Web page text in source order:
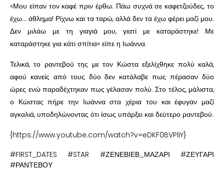
«Μου είπαν τον καφέ πριν έρθω. Πάω συχνά σε καφετζούδες, το
έχω… άθλημα! Ρίχνω και τα ταρώ, αλλά δεν τα έχω φέρει μαζί μου.
Δεν μιλάω με τη γιαγιά μου, γιατί με καταράστηκε! Με
καταράστηκε για κάτι σπίτια» είπε η Ιωάννα.
Τελικά, το ραντεβού της με τον Κώστα εξελίχθηκε πολύ καλά,
αφού κανείς από τους δύο δεν κατάλαβε πως πέρασαν δύο
ώρες ενώ παραδέχτηκαν πως γέλασαν πολύ. Στο τέλος, μάλιστα,
ο Κώστας πήρε την Ιωάννα στα χέρια του και έφυγαν μαζί
αγκαλιά, υποδηλώνοντας ότι ίσως υπάρξει και δεύτερο ραντεβού.
{https://www.youtube.com/watch?v=eDKF0BVPliY}
#FIRST_DATES #STAR #ΖΕΝΕΒΙΕΒ_ΜΑΖΑΡΙ #ΖΕΥΓΑΡΙ
#ΡΑΝΤΕΒΟΥ